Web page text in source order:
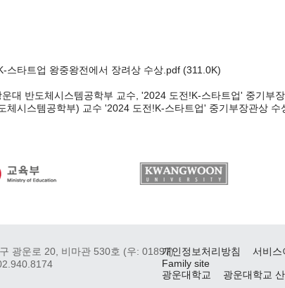
스타트업 왕중왕전에서 장려상 수상.pdf (311.0K)
대 반도체시스템공학부 교수, '2024 도전!K-스타트업' 중기부
체시스템공학부) 교수 '2024 도전!K-스타트업' 중기부장관상 수
개인정보처리방침 서비스
Family site
광운대학교
광운대학교
광운로 20, 비마관 530호 (우: 01897)